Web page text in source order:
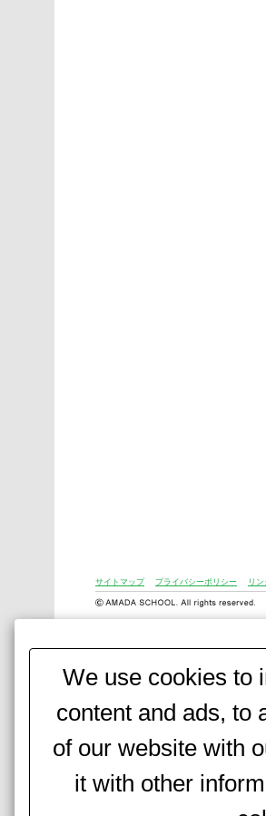
サイトマップ プライバシーポリシー リ
We use cookies to
content and ads, to
of our website with
it with other